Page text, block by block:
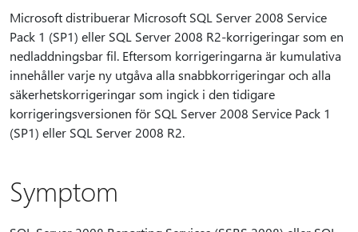
Microsoft distribuerar Microsoft SQL Server 2008 Service
Pack 1 (SP1) eller SQL Server 2008 R2-korrigeringar som en
nedladdningsbar fil. Eftersom korrigeringarna är kumulativa
innehåller varje ny utgåva alla snabbkorrigeringar och alla
säkerhetskorrigeringar som ingick i den tidigare
korrigeringsversionen för SQL Server 2008 Service Pack 1
(SP1) eller SQL Server 2008 R2.
Symptom